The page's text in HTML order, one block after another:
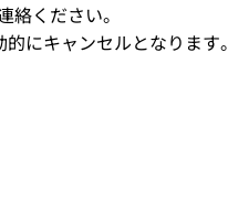
ください。
にキャンセルとなります。